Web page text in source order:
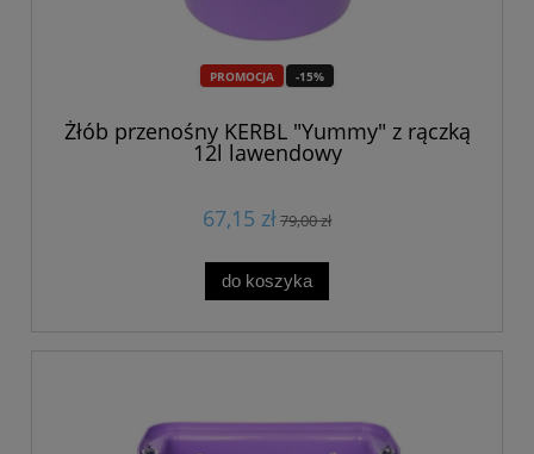
PROMOCJA -15%
Żłób przenośny KERBL "Yummy" z rączką
12l lawendowy
67,15 zł79,00 zł
do koszyka